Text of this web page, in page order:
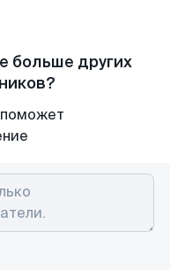
больше других